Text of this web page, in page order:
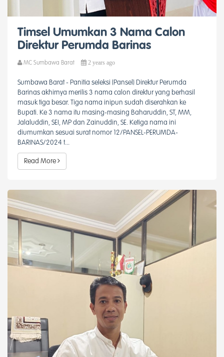
Timsel Umumkan 3 Nama Calon
Direktur Perumda Barinas
MC Sumbawa Barat 2 years ago
Sumbawa Barat - Panitia seleksi (Pansel) Direktur Perumda
Barinas akhirnya merilis 3 nama calon direktur yang berhasil
masuk tiga besar. Tiga nama inipun sudah diserahkan ke
Bupati. Ke 3 nama itu masing-masing Baharuddin, ST, MM,
Jalaluddin, SEI, MP dan Zainuddin, SE. Ketiga nama ini
diumumkan sesuai surat nomor 12/PANSEL-PERUMDA-
BARINAS/2024 t...
Read More